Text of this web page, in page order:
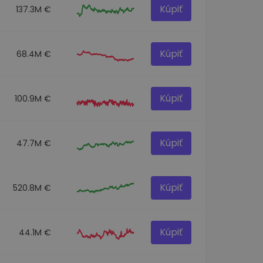
137.3M € Kúpiť
68.4M € Kúpiť
100.9M € Kúpiť
47.7M € Kúpiť
520.8M € Kúpiť
44.1M € Kúpiť